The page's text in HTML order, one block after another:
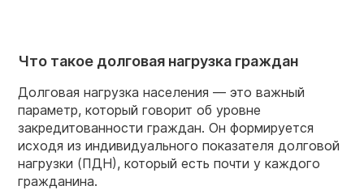
Что такое долговая нагрузка граждан
Долговая нагрузка населения — это важный
параметр, который говорит об уровне
закредитованности граждан. Он формируется
исходя из индивидуального показателя долговой
нагрузки (ПДН), который есть почти у каждого
гражданина.